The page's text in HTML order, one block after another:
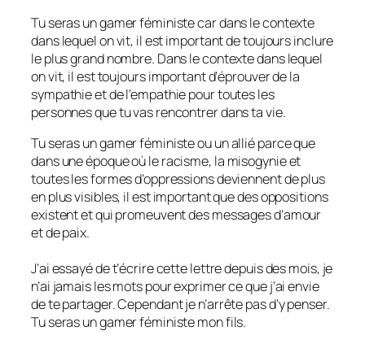
Tu seras un gamer féministe car dans le contexte
dans lequel on vit, il est important de toujours inclure
le plus grand nombre. Dans le contexte dans lequel
on vit, il est toujours important d’éprouver de la
sympathie et de l’empathie pour toutes les
personnes que tu vas rencontrer dans ta vie.
Tu seras un gamer féministe ou un allié parce que
dans une époque où le racisme, la misogynie et
toutes les formes d’oppressions deviennent de plus
en plus visibles, il est important que des oppositions
existent et qui promeuvent des messages d’amour
et de paix.
J’ai essayé de t’écrire cette lettre depuis des mois, je
n’ai jamais les mots pour exprimer ce que j’ai envie
de te partager. Cependant je n’arrête pas d’y penser.
Tu seras un gamer féministe mon fils.